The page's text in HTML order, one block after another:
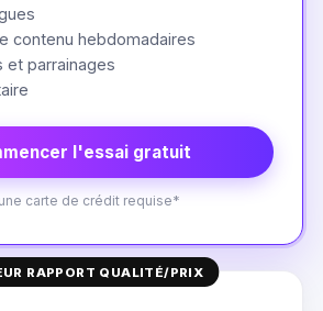
contenu hebdomadaires
et parrainages
l'essai gratuit
carte de crédit requise*
RAPPORT QUALITÉ/PRIX